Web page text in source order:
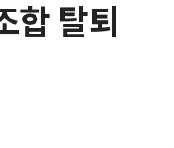
합 탈퇴